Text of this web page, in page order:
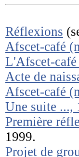
Réflexions
Afscet-café
L'Afscet-
Acte de
Afscet-café
Une suite ...,
Première
1999.
Projet de